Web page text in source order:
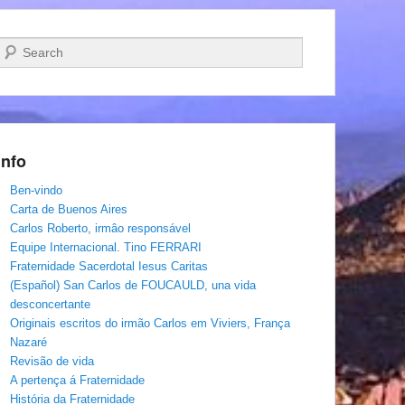
Pesquisar…
Ben-vindo
Carta de Buenos Aires
Carlos Roberto, irmâo responsável
Equipe Internacional. Tino FERRARI
Fraternidade Sacerdotal Iesus Caritas
(Español) San Carlos de FOUCAULD, una vida
desconcertante
Originais escritos do irmão Carlos em Viviers, França
Nazaré
Revisão de vida
A pertença á Fraternidade
História da Fraternidade